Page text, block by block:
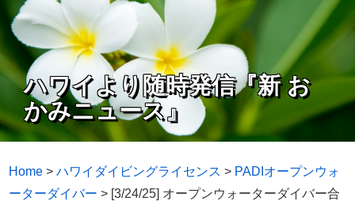
ハワイより随時発信『新 お
かみニュース』
Home >ハワイダイビングライセンス > PADIオープンウォ
ーターダイバー > [3/24/25] オープンウォーターダイバー合